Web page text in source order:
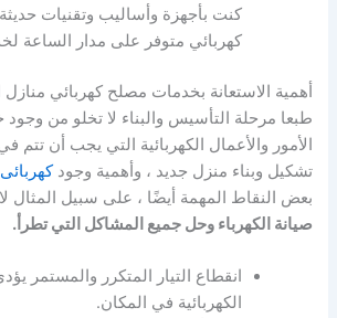
كنت بأجهزة وأساليب وتقنيات
كهربائي متوفر على مدار الساعة
أهمية الاستعانة بخدمات مصلح كهربائي منازل
طبعا مرحلة التأسيس والبناء لا تخلو من وجود
الأمور والأعمال الكهربائية التي يجب أن تتم
تشكيل وبناء منزل جديد ، وأهمية وجودكهربائى
بعض النقاط المهمة أيضًا ، على سبيل المثال
صيانة الكهرباء وحل جميع المشاكل التي تطرأ.
انقطاع التيار المتكرر والمستمر
الكهربائية في المكان.